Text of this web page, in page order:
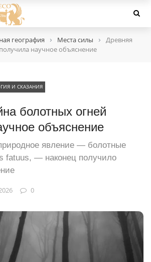
география › Места силы ›
Древняя
научное объяснение
И СКАЗАНИЯ
болотных огней
объяснение
явление — болотные
fatuus, — наконец получило
0